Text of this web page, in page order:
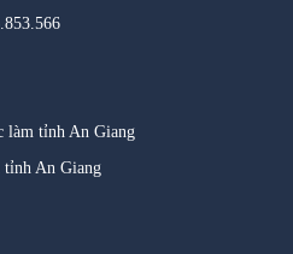
làm tỉnh An Giang
An Giang